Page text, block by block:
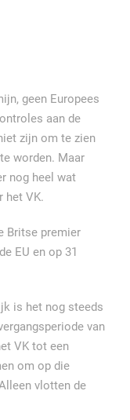
geen Europees
aan de
zijn om te zien
worden. Maar
nog heel wat
het VK.
Britse premier
EU en op 31
is het nog steeds
van
VK tot een
om op die
vlotten de